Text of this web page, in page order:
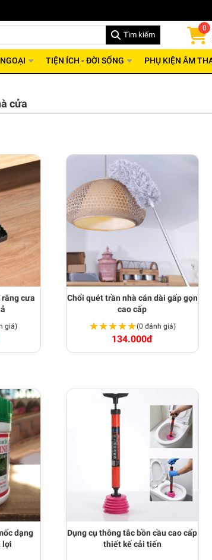
Tìm kiếm
0
TIỆN ÍCH - ĐỜI SỐNG PHỤ KIỆN ÂM
cửa
răng cưa
giá)
Chổi quét trần nhà cán dài gấp gọn
cao cấp
★★★★★
★★★★★(0 đánh giá)
134.000đ
dạng
lợi
Dụng cụ thông tắc bồn cầu cao cấp
thiết kế cải tiến